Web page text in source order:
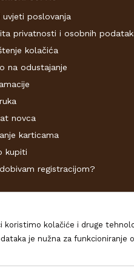
uvjeti poslovanja
privatnosti i osobnih
kolačića
na odustajanje
novca
karticama
kupiti
registracijom?
cijena, ali ne možemo u
kolačiće i druge
za funkcioniranje ove stranice,
kao i o Vašim pravima
trenutku možete ponovno